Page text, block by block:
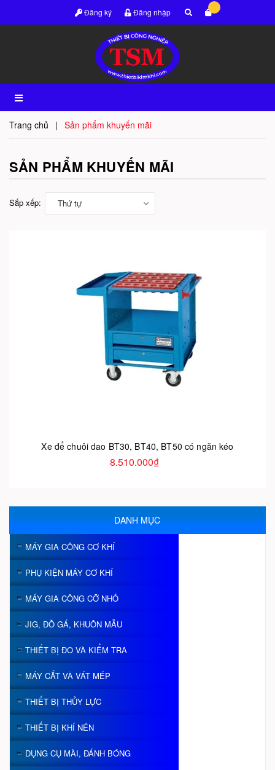
Đăng ký Đăng nhập
Trang chủ | Sản phẩm khuyến mãi
SẢN PHẨM KHUYẾN MÃI
Sắp xếp: Thứ tự
Xe để chuôi dao BT30, BT40, BT50 có ngăn kéo
8.510.000₫
DANH MỤC
MÁY GIA CÔNG CƠ KHÍ
PHỤ KIỆN MÁY CƠ KHÍ
MÁY GIA CÔNG CỠ NHỎ
JIG, ĐỒ GÁ, KHUÔN MẪU
THIẾT BỊ ĐO VÀ KIỂM TRA
MÁY CẮT VÀ VÁT MÉP
THIẾT BỊ THỦY LỰC
THIẾT BỊ KHÍ NÉN
DỤNG CỤ MÀI, ĐÁNH BÓNG